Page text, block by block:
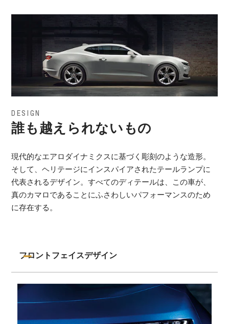
DESIGN
誰も越えられないもの
現代的なエアロダイナミクスに基づく彫刻のような造形。
そして、ヘリテージにインスパイアされたテールランプに
代表されるデザイン。すべてのディテールは、この車が、
真のカマロであることにふさわしいパフォーマンスのため
に存在する。
フロントフェイスデザイン